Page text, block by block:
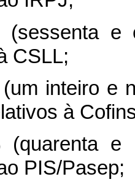
(sessenta e
CSLL;
inteiro e
à
(quarenta e
PIS/Pasep;